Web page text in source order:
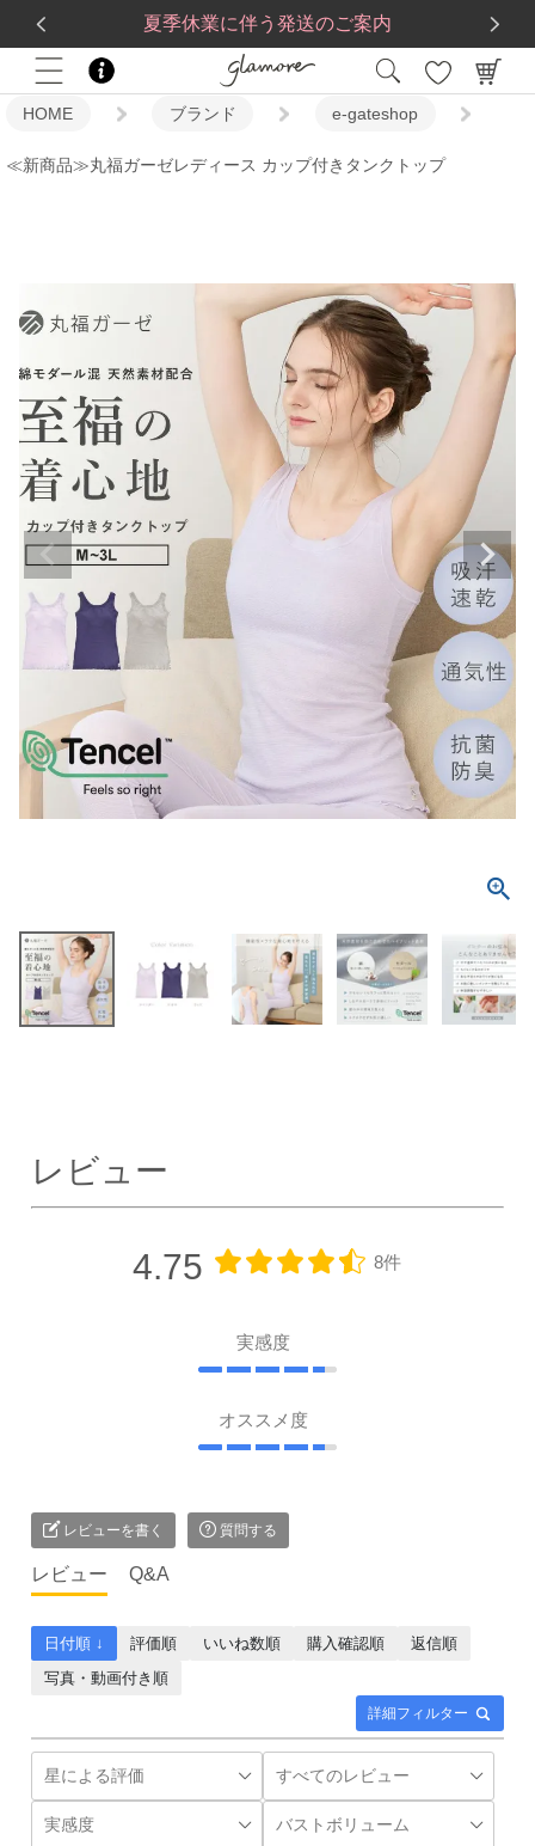
夏季休業に伴う発送のご案内
送料一律560円5,500 円(税込)以上で送料無料
HOME ブランド e-gateshop
≪新商品≫丸福ガーゼレディース カップ付きタンクトップ
レビュー
4.75 8件
実感度
オススメ度
レビューを書く 質問する
レビュー Q&A
詳細フィルター
日付順 ↓ 評価順 いいね数順 購入確認順
返信順
写真・動画付き順